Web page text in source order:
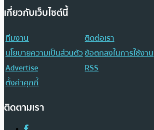
เกี่ยวกับเว็บไซต์นี้
ทีมงาน
ติดต่อเรา
นโยบายความเป็นส่วนตัวข้อตกลงในการใช้งาน
Advertise
RSS
ตั้งค่าคุกกี้
ติดตามเรา